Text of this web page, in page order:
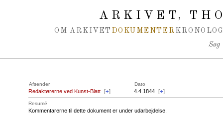
ARKIVET,
OM ARKIVET DOKUMENTER
Søg
Afsender Dato
Redaktørerne ved Kunst-Blatt [+] 4.4.1844 [+]
Resumé
Kommentarerne til dette dokument er under udarbejdelse.